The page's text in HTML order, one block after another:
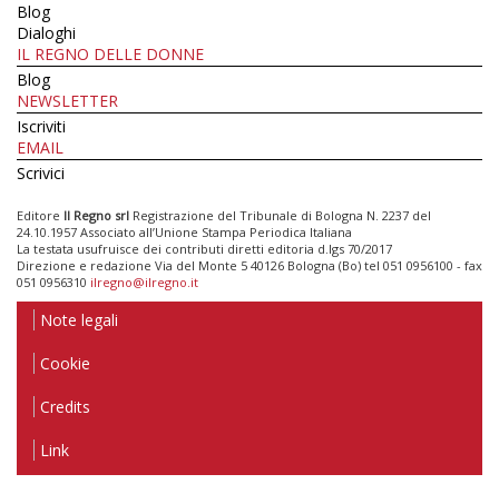
Blog
Dialoghi
IL REGNO DELLE DONNE
Blog
NEWSLETTER
Iscriviti
EMAIL
Scrivici
Editore Il Regno srl Registrazione del Tribunale di Bologna N. 2237 del
24.10.1957 Associato all’Unione Stampa Periodica Italiana
La testata usufruisce dei contributi diretti editoria d.lgs 70/2017
Direzione e redazione Via del Monte 5 40126 Bologna (Bo) tel 051 0956100 - fax
051 0956310 ilregno@ilregno.it
Note legali
Cookie
Credits
Link